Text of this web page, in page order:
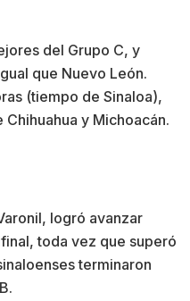
del Grupo C, y
que Nuevo León.
(tiempo de Sinaloa),
y Michoacán.
logró avanzar
toda vez que superó
terminaron